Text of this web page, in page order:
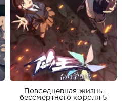
Повседневная жизнь
бессмертного короля 5